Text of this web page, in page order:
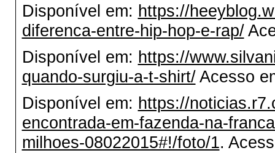
Disponível em: https://
diferenca-entre-hip-hop-e-rap/
Disponível em: https://
quando-surgiu-a-t-shirt/Acesso
Disponível em: https://
encontrada-em-fazenda-na-
milhoes-08022015#!/foto/1.